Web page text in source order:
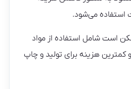
استفاده می‌شود.
است شامل استفاده از مواد
و کمترین هزینه برای تولید و چاپ